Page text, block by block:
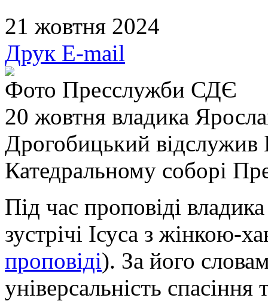
21 жовтня 2024
Друк E-mail
Фото Пресслужби СДЄ
20 жовтня владика
Дрогобицький відслужив
Катедральному соборі
Під час проповіді
зустрічі Ісуса з жінкою-
проповіді). За його
універсальність спасіння